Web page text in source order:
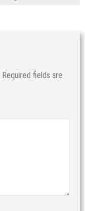
Required fields are